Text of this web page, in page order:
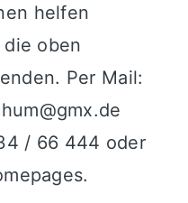
helfen
oben
Per Mail:
/ 66 444 oder